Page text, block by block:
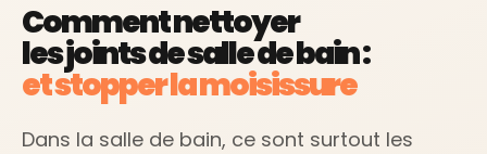
Comment nettoyer
les joints de salle de bain :
et stopper la moisissure
Dans la salle de bain, ce sont surtout les